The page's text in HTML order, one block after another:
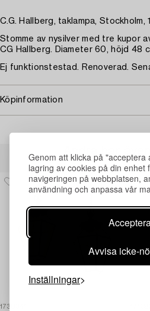
Genom att klicka på "acceptera
lagring av cookies på din enhet
navigeringen på webbplatsen,
användning och anpassa vår
Avvisa icke-
Inställningar
C.G. Hallberg, taklampa,
Stomme av nysilver med tre kupor
CG Hallberg. Diameter 60, höjd 48
Ej funktionstestad. Renoverad.
Köpinformation
Andra har
1730341